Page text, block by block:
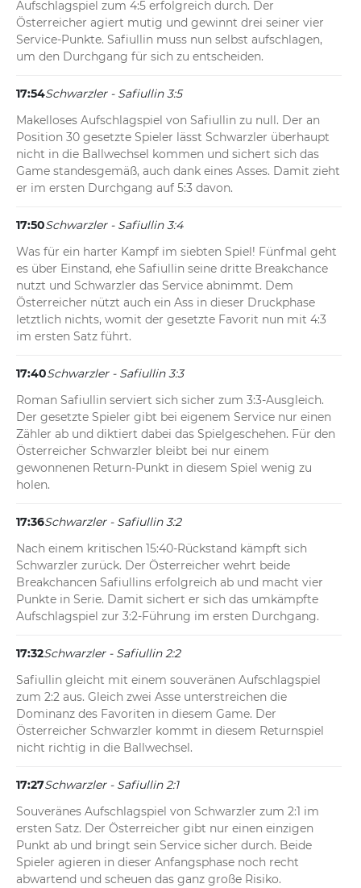
Aufschlagspiel zum 4:5 erfolgreich durch. Der
Österreicher agiert mutig und gewinnt drei seiner vier
Service-Punkte. Safiullin muss nun selbst aufschlagen,
um den Durchgang für sich zu entscheiden.
17:54Schwarzler - Safiullin 3:5
Makelloses Aufschlagspiel von Safiullin zu null. Der an
Position 30 gesetzte Spieler lässt Schwarzler überhaupt
nicht in die Ballwechsel kommen und sichert sich das
Game standesgemäß, auch dank eines Asses. Damit zieht
er im ersten Durchgang auf 5:3 davon.
17:50Schwarzler - Safiullin 3:4
Was für ein harter Kampf im siebten Spiel! Fünfmal geht
es über Einstand, ehe Safiullin seine dritte Breakchance
nutzt und Schwarzler das Service abnimmt. Dem
Österreicher nützt auch ein Ass in dieser Druckphase
letztlich nichts, womit der gesetzte Favorit nun mit 4:3
im ersten Satz führt.
17:40Schwarzler - Safiullin 3:3
Roman Safiullin serviert sich sicher zum 3:3-Ausgleich.
Der gesetzte Spieler gibt bei eigenem Service nur einen
Zähler ab und diktiert dabei das Spielgeschehen. Für den
Österreicher Schwarzler bleibt bei nur einem
gewonnenen Return-Punkt in diesem Spiel wenig zu
holen.
17:36Schwarzler - Safiullin 3:2
Nach einem kritischen 15:40-Rückstand kämpft sich
Schwarzler zurück. Der Österreicher wehrt beide
Breakchancen Safiullins erfolgreich ab und macht vier
Punkte in Serie. Damit sichert er sich das umkämpfte
Aufschlagspiel zur 3:2-Führung im ersten Durchgang.
17:32Schwarzler - Safiullin 2:2
Safiullin gleicht mit einem souveränen Aufschlagspiel
zum 2:2 aus. Gleich zwei Asse unterstreichen die
Dominanz des Favoriten in diesem Game. Der
Österreicher Schwarzler kommt in diesem Returnspiel
nicht richtig in die Ballwechsel.
17:27Schwarzler - Safiullin 2:1
Souveränes Aufschlagspiel von Schwarzler zum 2:1 im
ersten Satz. Der Österreicher gibt nur einen einzigen
Punkt ab und bringt sein Service sicher durch. Beide
Spieler agieren in dieser Anfangsphase noch recht
abwartend und scheuen das ganz große Risiko.